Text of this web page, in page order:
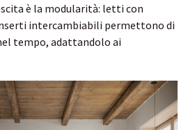
è la modularità: letti con
intercambiabili permettono di
tempo, adattandolo ai